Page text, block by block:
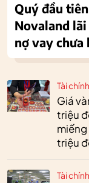
Tài chính
Giá
triệu
miếng
triệu
Tài chính
Quý đầu
Novaland
nợ vay chưa